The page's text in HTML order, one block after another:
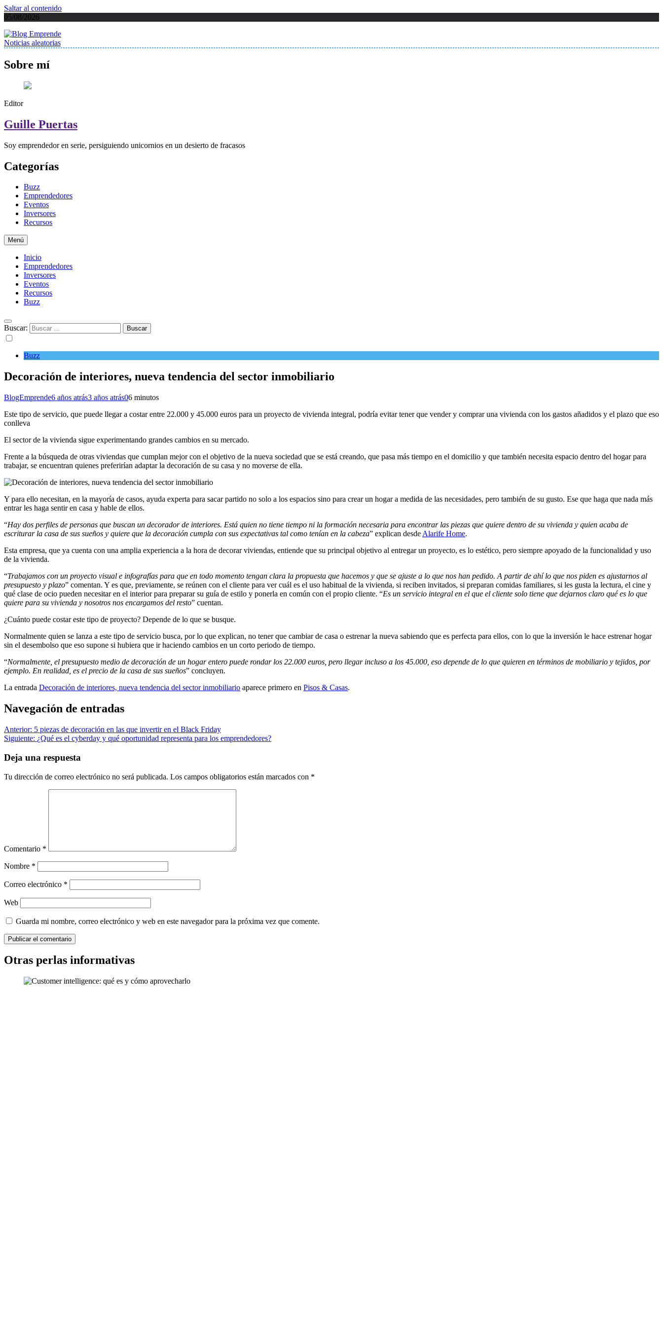
Saltar al contenido
05/08/2026
Blog Emprende
Blog emprendedores, inversores y eventos sin humo ni peces globos
Noticias aleatorias
Sobre mí
Editor
Guille Puertas
Soy emprendedor en serie, persiguiendo unicornios en un desierto de fracasos
Categorías
Buzz
Emprendedores
Eventos
Inversores
Recursos
Menú
Inicio
Emprendedores
Inversores
Eventos
Recursos
Buzz
Buscar:
Buzz
Decoración de interiores, nueva tendencia del sector inmobiliario
BlogEmprende6 años atrás3 años atrás06 minutos
Este tipo de servicio, que puede llegar a costar entre 22.000 y 45.000 euros para un proyecto de vivienda integral, podría evitar tener que vender y comprar una vivienda con los gastos añadidos y el plazo que eso
conlleva
El sector de la vivienda sigue experimentando grandes cambios en su mercado.
Frente a la búsqueda de otras viviendas que cumplan mejor con el objetivo de la nueva sociedad que se está creando, que pasa más tiempo en el domicilio y que también necesita espacio dentro del hogar para
trabajar, se encuentran quienes preferirían adaptar la decoración de su casa y no moverse de ella.
Y para ello necesitan, en la mayoría de casos, ayuda experta para sacar partido no solo a los espacios sino para crear un hogar a medida de las necesidades, pero también de su gusto. Ese que haga que nada más
entrar les haga sentir en casa y hable de ellos.
“Hay dos perfiles de personas que buscan un decorador de interiores. Está quien no tiene tiempo ni la formación necesaria para encontrar las piezas que quiere dentro de su vivienda y quien acaba de
escriturar la casa de sus sueños y quiere que la decoración cumpla con sus expectativas tal como tenían en la cabeza” explican desde Alarife Home.
Esta empresa, que ya cuenta con una amplia experiencia a la hora de decorar viviendas, entiende que su principal objetivo al entregar un proyecto, es lo estético, pero siempre apoyado de la funcionalidad y uso
de la vivienda.
“Trabajamos con un proyecto visual e infografías para que en todo momento tengan clara la propuesta que hacemos y que se ajuste a lo que nos han pedido. A partir de ahí lo que nos piden es ajustarnos al
presupuesto y plazo” comentan. Y es que, previamente, se reúnen con el cliente para ver cuál es el uso habitual de la vivienda, si reciben invitados, si preparan comidas familiares, si les gusta la lectura, el cine y
qué clase de ocio pueden necesitar en el interior para preparar su guía de estilo y ponerla en común con el propio cliente. “Es un servicio integral en el que el cliente solo tiene que dejarnos claro qué es lo que
quiere para su vivienda y nosotros nos encargamos del resto” cuentan.
¿Cuánto puede costar este tipo de proyecto? Depende de lo que se busque.
Normalmente quien se lanza a este tipo de servicio busca, por lo que explican, no tener que cambiar de casa o estrenar la nueva sabiendo que es perfecta para ellos, con lo que la inversión le hace estrenar hogar
sin el desembolso que eso supone si hubiera que ir haciendo cambios en un corto periodo de tiempo.
“Normalmente, el presupuesto medio de decoración de un hogar entero puede rondar los 22.000 euros, pero llegar incluso a los 45.000, eso depende de lo que quieren en términos de mobiliario y tejidos, por
ejemplo. En realidad, es el precio de la casa de sus sueños” concluyen.
La entrada Decoración de interiores, nueva tendencia del sector inmobiliario aparece primero en Pisos & Casas.
Navegación de entradas
Anterior: 5 piezas de decoración en las que invertir en el Black Friday
Siguiente: ¿Qué es el cyberday y qué oportunidad representa para los emprendedores?
Deja una respuesta
Tu dirección de correo electrónico no será publicada. Los campos obligatorios están marcados con *
Comentario *
Nombre *
Correo electrónico *
Web
Guarda mi nombre, correo electrónico y web en este navegador para la próxima vez que comente.
Otras perlas informativas